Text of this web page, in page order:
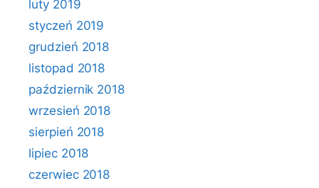
luty 2019
styczeń 2019
grudzień 2018
listopad 2018
październik 2018
wrzesień 2018
sierpień 2018
lipiec 2018
czerwiec 2018